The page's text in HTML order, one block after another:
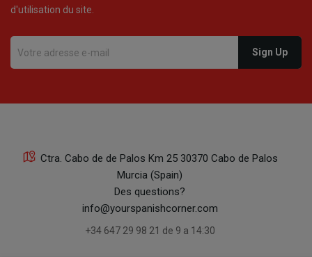
d'utilisation du site.
Ctra. Cabo de de Palos Km 25 30370 Cabo de Palos
Murcia (Spain)
Des questions?
info@yourspanishcorner.com
+34 647 29 98 21 de 9 a 14:30